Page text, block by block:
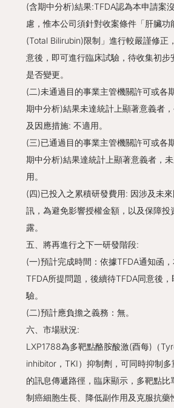
(含期中分析)結果:TFDA認為本申請案
慮，惟本公司須針對收案條件「肝臟
(Total Bilirubin)限制」進行較嚴謹修正
意後，即可進行臨床試驗，待收集初步
是否變更。
(二)未通過目的事業主管機關許可或各
期中分析)結果未達統計上顯著意義者
及因應措施: 不適用。
(三)已通過目的事業主管機關許可或各
期中分析)結果達統計上顯著意義者，
用。
(四)已投入之累積研發費用: 因涉及未
訊，為避免影響授權金額，以及保障投
露。
五、將再進行之下一研發階段:
(一)預計完成時間：依據TFDA通知函
TFDA所提問題，後續待TFDA同意後
驗。
(二)預計應負擔之義務：無。
六、市場狀況:
LXP1788為多靶點酪胺酸激(酉每)（
inhibitor，TKI）抑制劑，可同時抑制
的訊息傳遞路徑，臨床顯示，多靶點比
制癌細胞生長、降低副作用及克服抗藥